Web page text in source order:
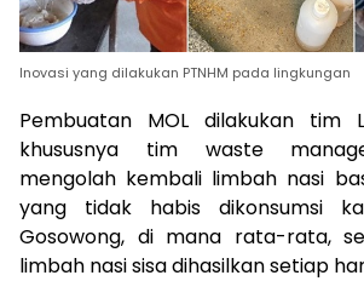
Inovasi yang dilakukan PTNHM pada lingkungan
Pembuatan MOL dilakukan tim
khususnya tim waste
mengolah kembali limbah nasi
yang tidak habis dikonsumsi
Gosowong, di mana rata-rata,
limbah nasi sisa dihasilkan setiap